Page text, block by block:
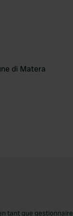
di Matera
tant que gestionnaire